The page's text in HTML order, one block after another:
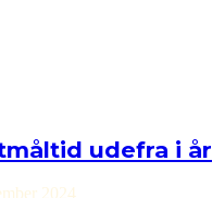
udefra i år
2024